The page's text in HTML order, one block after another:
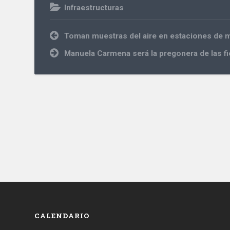
Infraestructuras
Navegación
de
entradas
Toman muestras del aire en estaciones de
Manuela Carmena será la pregonera de las
CALENDARIO